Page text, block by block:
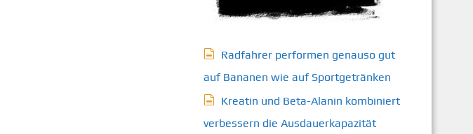
Radfahrer performen genauso gut
auf Bananen wie auf Sportgetränken
Kreatin und Beta-Alanin kombiniert
verbessern die Ausdauerkapazität